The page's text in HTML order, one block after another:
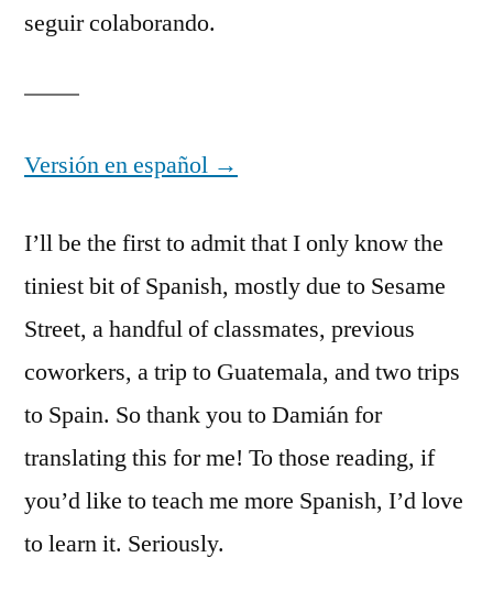
seguir colaborando.
Versión en español →
I’ll be the first to admit that I only know the
tiniest bit of Spanish, mostly due to Sesame
Street, a handful of classmates, previous
coworkers, a trip to Guatemala, and two trips
to Spain. So thank you to Damián for
translating this for me! To those reading, if
you’d like to teach me more Spanish, I’d love
to learn it. Seriously.